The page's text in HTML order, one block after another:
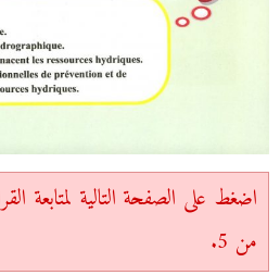
من 5.